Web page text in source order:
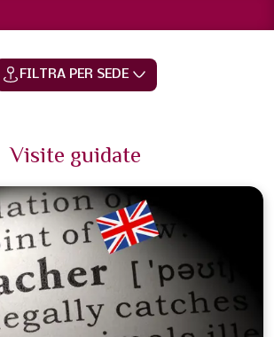
FILTRA PER SEDE
Visite guidate